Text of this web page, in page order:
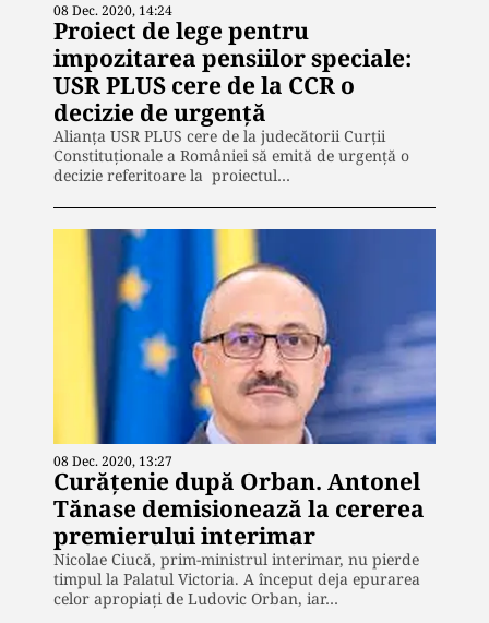
08 Dec. 2020, 14:24
Proiect de lege pentru
impozitarea pensiilor speciale:
USR PLUS cere de la CCR o
decizie de urgență
Alianța USR PLUS cere de la judecătorii Curții
Constituționale a României să emită de urgență o
decizie referitoare la proiectul…
08 Dec. 2020, 13:27
Curățenie după Orban. Antonel
Tănase demisionează la cererea
premierului interimar
Nicolae Ciucă, prim-ministrul interimar, nu pierde
timpul la Palatul Victoria. A început deja epurarea
celor apropiați de Ludovic Orban, iar…